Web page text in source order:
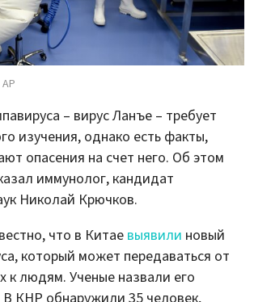
– вирус Ланъе – требует
изучения, однако есть факты,
опасения на счет него. Об этом
иммунолог, кандидат
Николай Крючков.
что в Китае выявили новый
который может передаваться от
к людям. Ученые назвали его